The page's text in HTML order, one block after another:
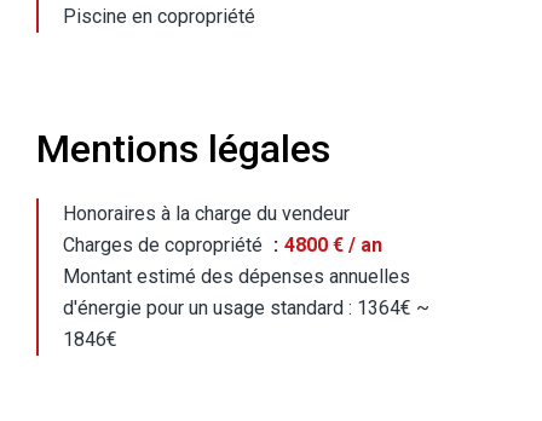
Piscine en copropriété
Mentions légales
Honoraires à la charge du vendeur
Charges de copropriété
4800 € / an
Montant estimé des dépenses annuelles
d'énergie pour un usage standard : 1364€ ~
1846€